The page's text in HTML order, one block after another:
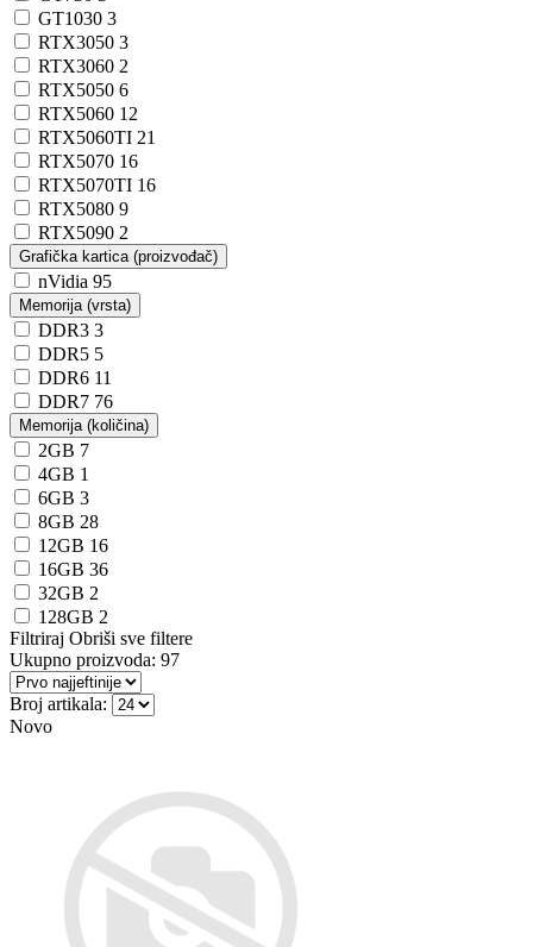
GT1030 3
RTX3050 3
RTX3060 2
RTX5050 6
RTX5060 12
RTX5060TI 21
RTX5070 16
RTX5070TI 16
RTX5080 9
RTX5090 2
Grafička kartica (proizvođač)
nVidia 95
Memorija (vrsta)
DDR3 3
DDR5 5
DDR6 11
DDR7 76
Memorija (količina)
2GB 7
4GB 1
6GB 3
8GB 28
12GB 16
16GB 36
32GB 2
128GB 2
Filtriraj Obriši sve filtere
Ukupno proizvoda: 97
Broj artikala:
Novo